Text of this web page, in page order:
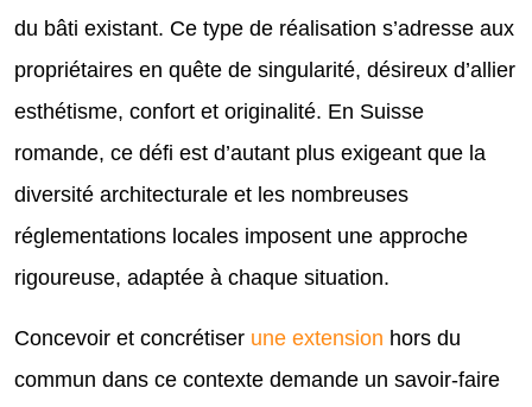
du bâti existant. Ce type de réalisation s’adresse aux
propriétaires en quête de singularité, désireux d’allier
esthétisme, confort et originalité. En Suisse
romande, ce défi est d’autant plus exigeant que la
diversité architecturale et les nombreuses
réglementations locales imposent une approche
rigoureuse, adaptée à chaque situation.
Concevoir et concrétiser une extension hors du
commun dans ce contexte demande un savoir-faire